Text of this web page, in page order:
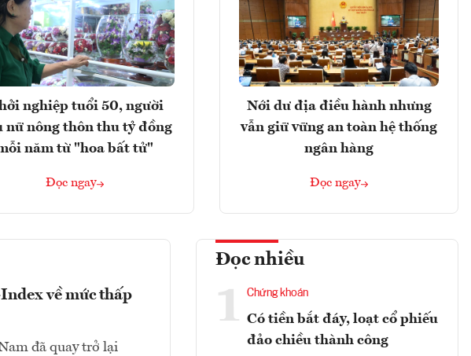
nghiệp tuổi 50, người
nữ nông thôn thu tỷ đồng
năm từ "hoa bất tử"
Đọc ngay
Nới dư địa điều hành nhưng
vẫn giữ vững an toàn hệ thống
ngân hàng
Đọc ngay
về mức thấp
đã quay trở lại
Đọc nhiều
1 Chứng khoán
Có tiền bắt đáy, loạt cổ phiếu
đảo chiều thành công